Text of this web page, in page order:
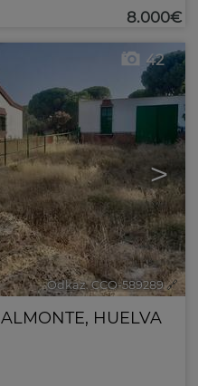
8.000€
>
42
Odkaz. CCO-589289 🔗
ALMONTE, HUELVA